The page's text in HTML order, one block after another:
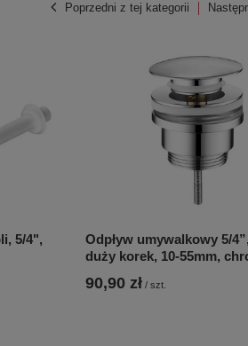
Poprzedni z tej kategorii
5/4",
Odpływ umywalkowy 5/
duży korek, 10-55mm,
90,90 zł / szt.